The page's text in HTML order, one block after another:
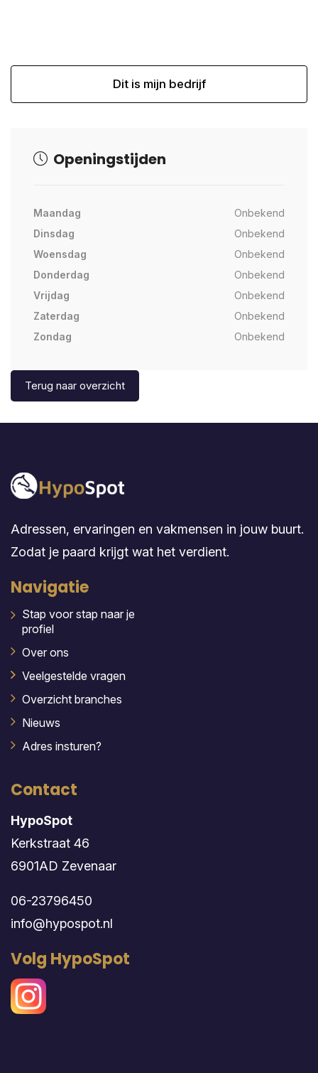
Dit is mijn bedrijf
Openingstijden
Maandag
Onbekend
Dinsdag
Onbekend
Woensdag
Onbekend
Donderdag
Onbekend
Vrijdag
Onbekend
Zaterdag
Onbekend
Zondag
Onbekend
Terug naar overzicht
Adressen, ervaringen en vakmensen in jouw buurt.
Zodat je paard krijgt wat het verdient.
Navigatie
Stap voor stap naar je
profiel
Over ons
Veelgestelde vragen
Overzicht branches
Nieuws
Adres insturen?
Contact
HypoSpot
Kerkstraat 46
6901AD Zevenaar
06-23796450
info@hypospot.nl
Volg HypoSpot